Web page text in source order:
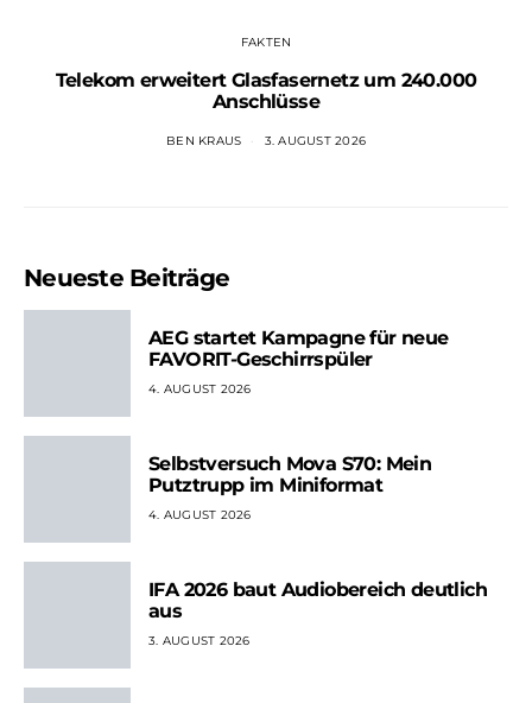
FAKTEN
Telekom erweitert Glasfasernetz um 240.000
Anschlüsse
BEN KRAUS 3. AUGUST 2026
Neueste Beiträge
AEG startet Kampagne für neue
FAVORIT-Geschirrspüler
4. AUGUST 2026
Selbstversuch Mova S70: Mein
Putztrupp im Miniformat
4. AUGUST 2026
IFA 2026 baut Audiobereich deutlich
aus
3. AUGUST 2026